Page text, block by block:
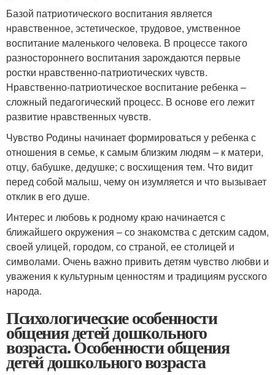
Базой патриотического воспитания является
нравственное, эстетическое, трудовое, умственное
воспитание маленького человека. В процессе такого
разностороннего воспитания зарождаются первые
ростки нравственно-патриотических чувств.
Нравственно-патриотическое воспитание ребенка –
сложный педагогический процесс. В основе его лежит
развитие нравственных чувств.
Чувство Родины начинает формироваться у ребенка с
отношения в семье, к самым близким людям – к матери,
отцу, бабушке, дедушке; с восхищения тем. Что видит
перед собой малыш, чему он изумляется и что вызывает
отклик в его душе.
Интерес и любовь к родному краю начинается с
ближайшего окружения – со знакомства с детским садом,
своей улицей, городом, со страной, ее столицей и
символами. Очень важно привить детям чувство любви и
уважения к культурным ценностям и традициям русского
народа.
Психологические особенности
общения детей дошкольного
возраста. Особенности общения
детей дошкольного возраста